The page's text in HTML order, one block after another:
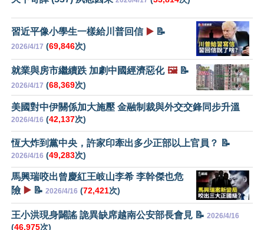
習近平像小學生一樣給川普回信 ▶️ 📝
2026/4/17 (69,846次)
就業與房市繼續跌 加劇中國經濟惡化 🖼️📝
2026/4/17 (68,369次)
美國對中伊關係加大施壓 金融制裁與外交交鋒同步升溫
2026/4/16 (42,137次)
恆大炸到黨中央，許家印牽出多少正部以上官員？ 📝
2026/4/16 (49,283次)
馬興瑞咬出曾慶紅王岐山李希 李幹傑也危
險 ▶️ 📝 2026/4/16 (72,421次)
王小洪現身闢謠 詭異缺席越南公安部長會見 📝 2026/4/16
(46,975次)